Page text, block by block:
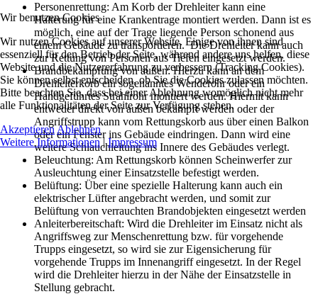
Personenrettung: Am Korb der Drehleiter kann eine
Halterung für eine Krankentrage montiert werden. Dann ist es
möglich, eine auf der Trage liegende Person schonend aus
einem Gebäude zu transportieren. Die Drehleiter kann auch
zur Rettung von Personen aus Tiefen eingesetzt werden.
Brandbekämpfung von außen: Hierzu kann an dem
Drehleiterkorb ein sogenanntes Wenderohr oder ein
Handgeführtes Strahlrohr montiert werden. Hiermit kann
entweder direkt von außen bekämpft werden oder der
Angriffstrupp kann vom Rettungskorb aus über einen Balkon
oder ein Fenster ins Gebäude eindringen. Dann wird eine
weitere Schlauchleitung ins Innere des Gebäudes verlegt.
Beleuchtung: Am Rettungskorb können Scheinwerfer zur
Ausleuchtung einer Einsatzstelle befestigt werden.
Belüftung: Über eine spezielle Halterung kann auch ein
elektrischer Lüfter angebracht werden, und somit zur
Belüftung von verrauchten Brandobjekten eingesetzt werden
Anleiterbereitschaft: Wird die Drehleiter im Einsatz nicht als
Angriffsweg zur Menschenrettung bzw. für vorgehende
Trupps eingesetzt, so wird sie zur Eigensicherung für
vorgehende Trupps im Innenangriff eingesetzt. In der Regel
wird die Drehleiter hierzu in der Nähe der Einsatzstelle in
Stellung gebracht.
Wir benutzen Cookies
Wir nutzen Cookies auf unserer Website. Einige von ihnen sind
essenziell für den Betrieb der Seite, während andere uns helfen, diese
Website und die Nutzererfahrung zu verbessern (Tracking Cookies).
Sie können selbst entscheiden, ob Sie die Cookies zulassen möchten.
Bitte beachten Sie, dass bei einer Ablehnung womöglich nicht mehr
alle Funktionalitäten der Seite zur Verfügung stehen.
Akzeptieren Ablehnen
Weitere Informationen|Impressum